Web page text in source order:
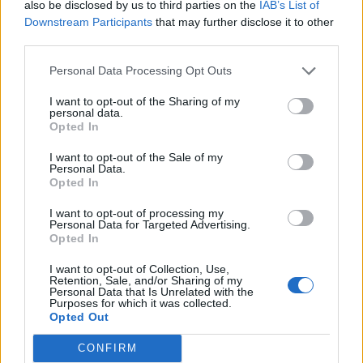
also be disclosed by us to third parties on the IAB’s List of
Downstream Participants that may further disclose it to other
Personal Data Processing Opt Outs
I want to opt-out of the Sharing of my
personal data.
Opted In
I want to opt-out of the Sale of my
Personal Data.
Opted In
I want to opt-out of processing my
Personal Data for Targeted Advertising.
Opted In
I want to opt-out of Collection, Use,
Retention, Sale, and/or Sharing of my
Personal Data that Is Unrelated with the
Purposes for which it was collected.
Opted Out
CONFIRM
μπορούν με τον μοναδικό σειριακό αριθμό να
ζητήσουν αρμοδίως τα στοιχεία του ιστορικού
του, προκειμένου να φτάσουν στον εντοπισμό
του χειριστή, αφού ο μοναδικός σειριακός
αριθμός επιτρέπει την απόλυτη ταυτοποίηση.
Ο Γεραπετρίτης ενημέρωσε τους
Ευρωπαίους ΥΠΕΞ για το drone στη
Λευκάδα
Για το περιστατικό σχετικά με τοναυτικό
Ελληνας ΥΠΕΞ, Γιώργος Γεραπετρίτης, τους
υπουργούς Εξωτερικών της Ε.Ε. κατά τη διάρκεια
του Συμβουλίου Εξωτερικών Υποθέσεων.
Σύμφωνα με διπλωματικές πηγές, οι ομόλογοί του